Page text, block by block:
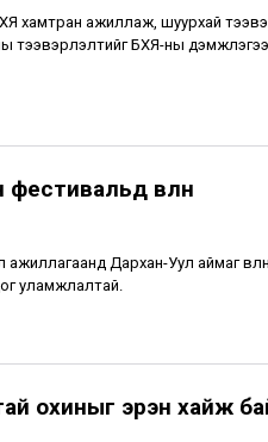
хамтран ажиллаж, шуурхай
тээвэрлэлтийг БХЯ-ны
өвлөн
Дархан-Уул аймаг өвлөн
уламжлалтай.
охиныг эрэн хайж